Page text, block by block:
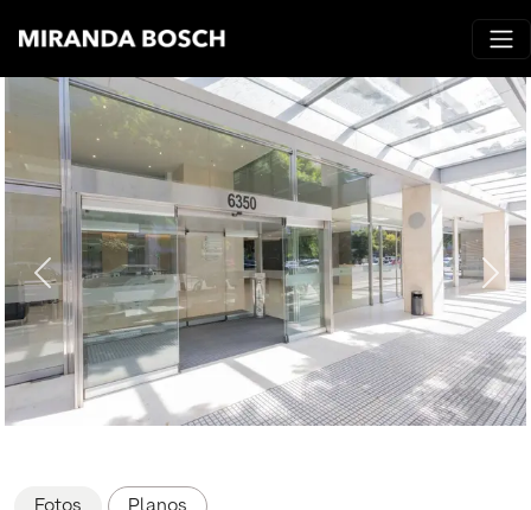
Fotos Planos